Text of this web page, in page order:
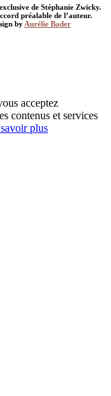
de Stéphanie Zwicky.
préalable de l’auteur.
by Aurélie Bader
acceptez
contenus et services
plus